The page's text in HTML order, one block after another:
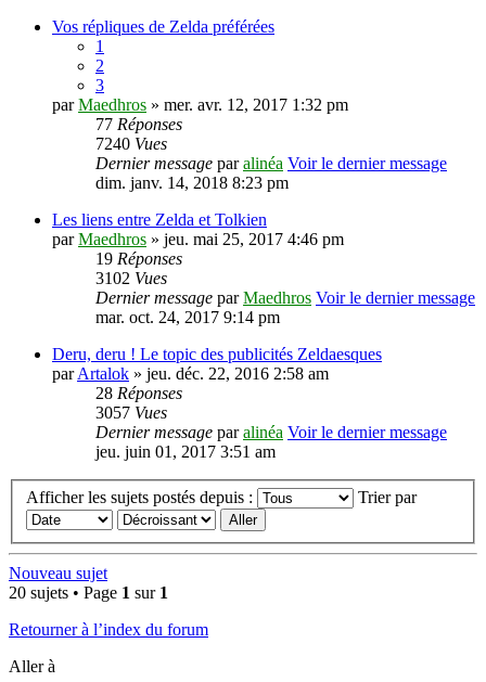
Vos répliques de Zelda préférées
1
2
3
parMaedhros » mer. avr. 12, 2017 1:32 pm
77 Réponses
7240 Vues
Dernier message paralinéa Voir le dernier message
dim. janv. 14, 2018 8:23 pm
Les liens entre Zelda et Tolkien
parMaedhros » jeu. mai 25, 2017 4:46 pm
19 Réponses
3102 Vues
Dernier message parMaedhros Voir le dernier message
mar. oct. 24, 2017 9:14 pm
Deru, deru ! Le topic des publicités Zeldaesques
parArtalok » jeu. déc. 22, 2016 2:58 am
28 Réponses
3057 Vues
Dernier message paralinéa Voir le dernier message
jeu. juin 01, 2017 3:51 am
Afficher les sujets postés depuis : Trier par
Nouveau sujet
20 sujets • Page 1 sur 1
Retourner à l’index du forum
Aller à